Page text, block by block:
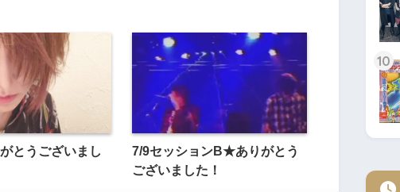
とうございまし
7/9セッションB★ありがとう
ございました！
10